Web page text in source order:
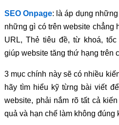
SEO Onpage: là áp dụng
những gì có trên website chẳng
URL, Thẻ tiêu đề, từ khoá,
giúp website tăng thứ hạng trên
3 mục chính này sẽ có nhiều
hãy tìm hiểu kỹ từng bài viết
website, phải nắm rõ tất cả
quả và hạn chế làm không đúng